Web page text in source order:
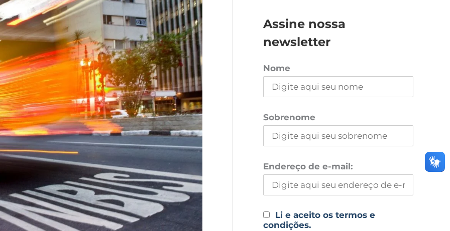
Assine nossa
newsletter
Nome
Sobrenome
Endereço de e-mail:
Li e aceito os termos e
condições.